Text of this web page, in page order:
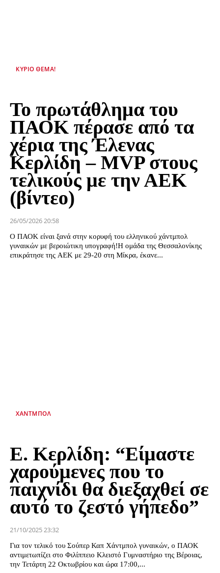
ΚΎΡΙΟ ΘΈΜΑ!
Το πρωτάθλημα του
ΠΑΟΚ πέρασε από τα
χέρια της Έλενας
Κερλίδη – MVP στους
τελικούς με την ΑΕΚ
(βίντεο)
26/05/2026 20:58
Ο ΠΑΟΚ είναι ξανά στην κορυφή του ελληνικού χάντμπολ
γυναικών με βεροιώτικη υπογραφή!Η ομάδα της Θεσσαλονίκης
επικράτησε της ΑΕΚ με 29-20 στη Μίκρα, έκανε...
ΧΆΝΤΜΠΟΛ
Ε. Κερλίδη: “Είμαστε
χαρούμενες που το
παιχνίδι θα διεξαχθεί σε
αυτό το ζεστό γήπεδο”
21/10/2025 23:32
Για τον τελικό του Σούπερ Καπ Χάντμπολ γυναικών, ο ΠΑΟΚ
αντιμετωπίζει στο Φιλίππειο Κλειστό Γυμναστήριο της Βέροιας,
την Τετάρτη 22 Οκτωβρίου και ώρα 17:00,...